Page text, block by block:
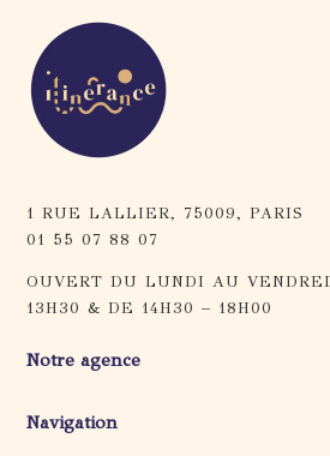
1 RUE LALLIER, 75009, PARIS
01 55 07 88 07
OUVERT DU LUNDI AU
13H30 & DE 14H30 – 18H00
Notre agence
Navigation